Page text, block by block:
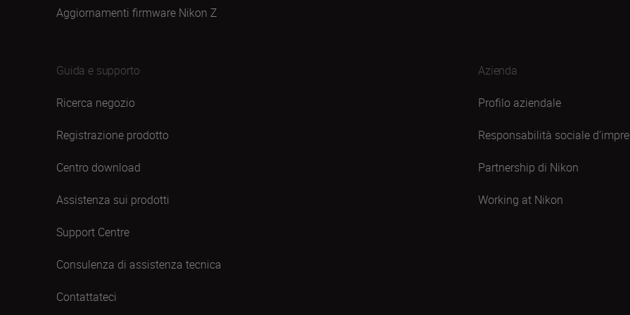
Aggiornamenti firmware Nikon Z
Guida e supporto
Ricerca negozio
Registrazione prodotto
Centro download
Assistenza sui prodotti
Support Centre
Consulenza di assistenza tecnica
Contattateci
Azienda
Profilo aziendale
Responsabilità sociale
Partnership di Nikon
Working at Nikon